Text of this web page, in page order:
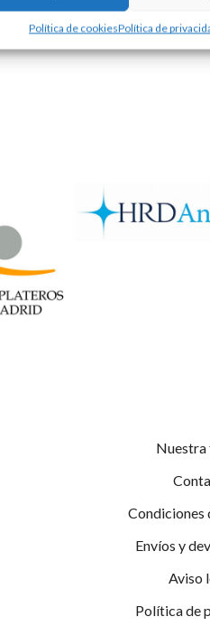
Política de cookiesPolítica de
Nuestra
Condiciones
Envíos y
Aviso
Política de